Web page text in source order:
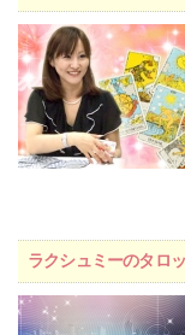
ラクシュミーのタロ